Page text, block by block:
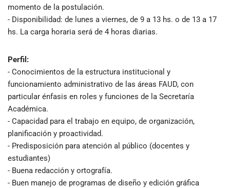
momento de la postulación.
- Disponibilidad: de lunes a viernes, de 9 a 13 hs. o de 13 a 17
hs. La carga horaria será de 4 horas diarias.
Perfil:
- Conocimientos de la estructura institucional y
funcionamiento administrativo de las áreas FAUD, con
particular énfasis en roles y funciones de la Secretaría
Académica.
- Capacidad para el trabajo en equipo, de organización,
planificación y proactividad.
- Predisposición para atención al público (docentes y
estudiantes)
- Buena redacción y ortografía.
- Buen manejo de programas de diseño y edición gráfica